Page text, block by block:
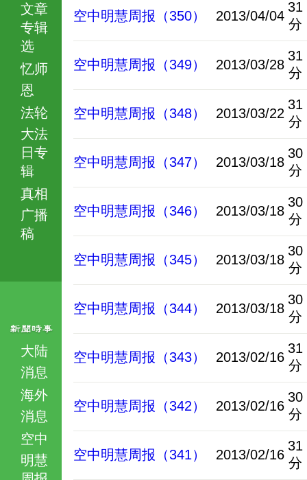
文章
专辑
选
忆师
恩
法轮
大法
日专
辑
真相
广播
稿
大陆
消息
海外
消息
空中
明慧
周报
空中明慧周报（350） 2013/04/04
31
分
空中明慧周报（349） 2013/03/28
31
分
空中明慧周报（348） 2013/03/22
31
分
空中明慧周报（347） 2013/03/18
30
分
空中明慧周报（346） 2013/03/18
30
分
空中明慧周报（345） 2013/03/18
30
分
空中明慧周报（344） 2013/03/18
30
分
空中明慧周报（343） 2013/02/16
31
分
空中明慧周报（342） 2013/02/16
30
分
空中明慧周报（341） 2013/02/16
31
分